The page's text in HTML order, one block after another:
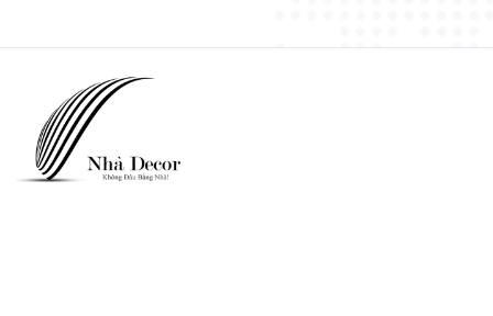
Đây cũng là một trong những sản phẩm luôn nhận được phản